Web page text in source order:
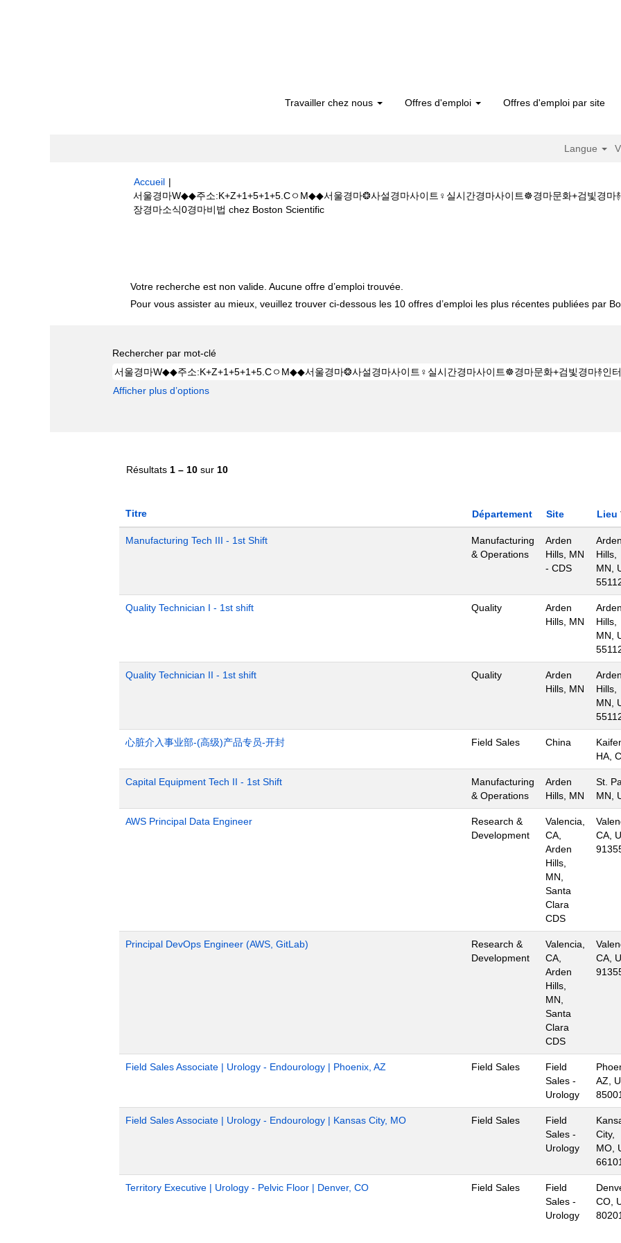
Travailler chez nous Offres d'emploi Offres d'emploi par site
Langue
Accueil |
서울경마W◆◆주소:K+Z+1+5+1+5.CㅇM◆◆서울경마❂사설경마사이트♀실시간경마사이트☸경마문화+검빛경마࿈
장경마소식0경마비법 chez Boston Scientific(page
Votre recherche est non valide. Aucune offre d’emploi trouvée.
Pour vous assister au mieux, veuillez trouver ci-dessous les 10 offres d’emploi les plus récentes publiées par
Rechercher par mot-clé
Afficher plus d’options
Résultats 1 – 10 sur 10
Titre Département Site Lieu
Manufacturing Tech III - 1st Shift
Manufacturing
& Operations
Arden
Hills, MN
- CDS
Arden
Hills,
MN,
Quality Technician I - 1st shift Quality
Arden
Hills, MN
Arden
Hills,
MN,
Quality Technician II - 1st shift Quality
Arden
Hills, MN
Arden
Hills,
MN,
心脏介入事业部-(高级)产品专员-开封 Field Sales China
HA,
Capital Equipment Tech II - 1st Shift
Manufacturing
& Operations
Arden
Hills, MN
St.
MN,
AWS Principal Data Engineer
Research &
Development
Valencia,
CA,
Arden
Hills,
MN,
Santa
Clara
CDS
CA,
Principal DevOps Engineer (AWS, GitLab)
Research &
Development
Valencia,
CA,
Arden
Hills,
MN,
Santa
Clara
CDS
CA,
Field Sales Associate | Urology - Endourology | Phoenix, AZ Field Sales
Field
Sales -
Urology
AZ,
85001
Field Sales Associate | Urology - Endourology | Kansas City, MO Field Sales
Field
Sales -
Urology
City,
MO,
66101
Territory Executive | Urology - Pelvic Floor | Denver, CO Field Sales
Field
Sales -
Urology
CO,
80201